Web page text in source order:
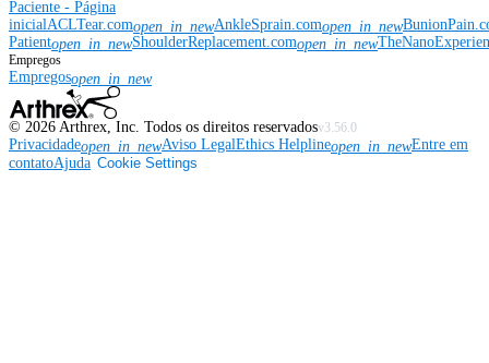
Paciente - Página
inicialACLTear.comopen_in_newAnkleSprain.comopen_in_new
Patientopen_in_newShoulderReplacement.comopen_in_new
Empregos
Empregosopen_in_new
© 2026 Arthrex, Inc. Todos os direitos reservadosv3.56.0
Privacidadeopen_in_newAviso LegalEthics Helplineopen_in_newEntre em
contatoAjuda Cookie Settings